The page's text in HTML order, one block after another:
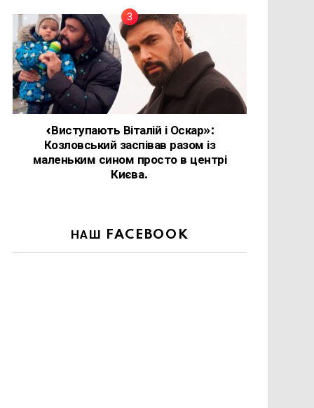
«Виступають Віталій і Оскар»:
Козловський заспівав разом із
маленьким сином просто в центрі
Києва.
НАШ FACEBOOK